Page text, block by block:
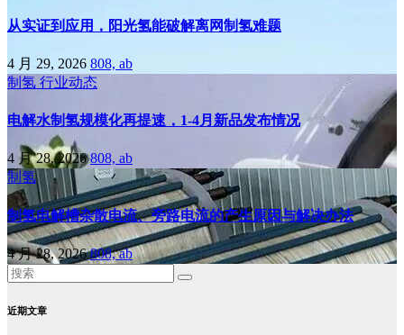
从实证到应用，阳光氢能破解离网制氢难题
4 月 29, 2026 808, ab
制氢 行业动态
电解水制氢规模化再提速，1-4月新品发布情况
4 月 28, 2026808, ab
制氢
制氢电解槽杂散电流、旁路电流的产生原因与解决办法
4 月 28, 2026808, ab
近期文章